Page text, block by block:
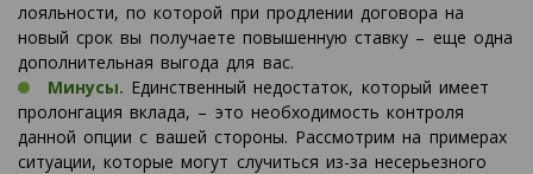
лояльности, по которой при продлении договора на
новый срок вы получаете повышенную ставку – еще одна
дополнительная выгода для вас.
Минусы. Единственный недостаток, который имеет
пролонгация вклада, – это необходимость контроля
данной опции с вашей стороны. Рассмотрим на примерах
ситуации, которые могут случиться из-за несерьезного